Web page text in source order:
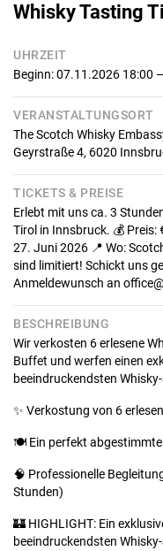
Whisky Tasting
UHRZEIT
Beginn: 07.11.2026 18:00
VERANSTALTUNGSORT
The Scotch Whisky
Geyrstraße 4, 6020
TICKETS & PREISE
Erlebt mit uns ca. 3
Tirol in Innsbruck. 💰 Preis:
27. Juni 2026 📍 Wo:
sind limitiert! Schickt uns
Anmeldewunsch an
BESCHREIBUNG
Wir verkosten 6 erlesene
Buffet und werfen einen
beeindruckendsten
✨ Verkostung von 6
🍽️ Ein perfekt
🧠 Professionelle
Stunden)
🏰 HIGHLIGHT: Ein
beeindruckendsten